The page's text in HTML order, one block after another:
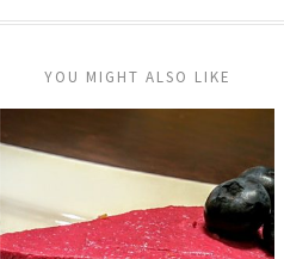
YOU MIGHT ALSO LIKE